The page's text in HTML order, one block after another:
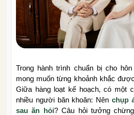
Trong hành trình chuẩn bị cho
mong muốn từng khoảnh khắc
Giữa hàng loạt kế hoạch, có một
nhiều người băn khoăn: Nên chụp
sau ăn hỏi? Câu hỏi tưởng